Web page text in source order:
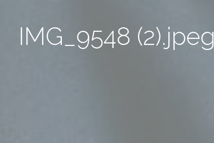
IMG_9548 (2).jpeg